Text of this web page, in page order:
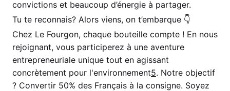
convictions et beaucoup d’énergie à partager.
Tu te reconnais? Alors viens, on t’embarque 👇
Chez Le Fourgon, chaque bouteille compte ! En nous
rejoignant, vous participerez à une aventure
entrepreneuriale unique tout en agissant
concrètement pour l'environnement5. Notre objectif
? Convertir 50% des Français à la consigne. Soyez